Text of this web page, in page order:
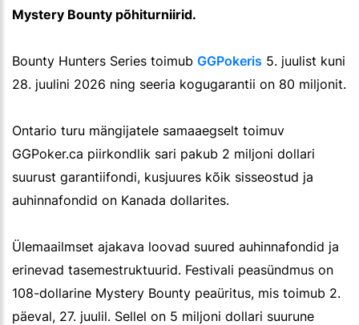
Mystery Bounty põhiturniirid.
Bounty Hunters Series toimub GGPokeris 5. juulist kuni
28. juulini 2026 ning seeria kogugarantii on 80 miljonit.
Ontario turu mängijatele samaaegselt toimuv
GGPoker.ca piirkondlik sari pakub 2 miljoni dollari
suurust garantiifondi, kusjuures kõik sisseostud ja
auhinnafondid on Kanada dollarites.
Ülemaailmset ajakava loovad suured auhinnafondid ja
erinevad tasemestruktuurid. Festivali peasündmus on
108-dollarine Mystery Bounty peaüritus, mis toimub 2.
päeval, 27. juulil. Sellel on 5 miljoni dollari suurune